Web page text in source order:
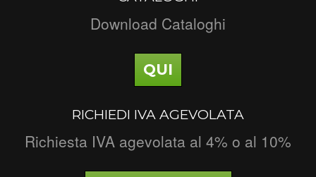
Download Cataloghi
QUI
RICHIEDI IVA AGEVOLATA
Richiesta IVA agevolata al 4% o al 10%